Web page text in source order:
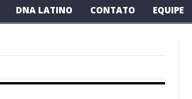
DNA LATINO CONTATO EQUIPE